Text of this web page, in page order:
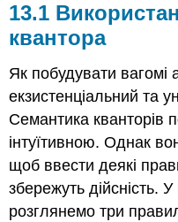
13.1
Використання
універсального
13.2
Показ
екзистенціального
квантора
13.3
Використання
екзистенціального
квантора
13.1
квантора
Як побудувати вагомі
екзистенціальний та
Семантика кванторів
інтуїтивною. Однак
щоб ввести деякі
збережуть дійсність.
розглянемо три